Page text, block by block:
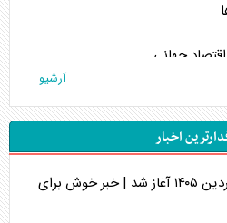
جهانی
روایت دوگانه غرب
واشنگتن
سیاستگذاری
آرشیو...
اخبار
واریز مابه‌التفاوت حقوق فروردین ۱۴۰۵ آغاز شد | خبر خوش برای